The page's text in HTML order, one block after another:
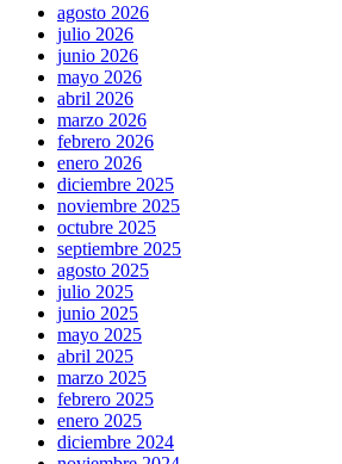
agosto 2026
julio 2026
junio 2026
mayo 2026
abril 2026
marzo 2026
febrero 2026
enero 2026
diciembre 2025
noviembre 2025
octubre 2025
septiembre 2025
agosto 2025
julio 2025
junio 2025
mayo 2025
abril 2025
marzo 2025
febrero 2025
enero 2025
diciembre 2024